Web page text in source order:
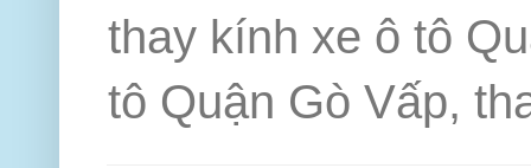
thay kính xe ô tô
tô Quận Gò Vấp,